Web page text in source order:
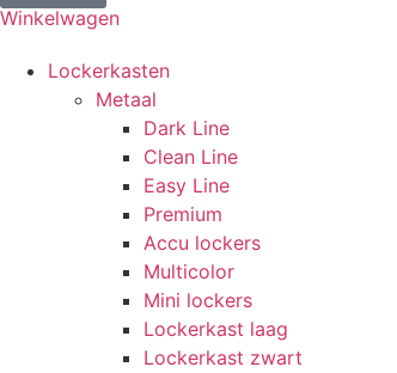
Winkelwagen
Lockerkasten
Metaal
Dark Line
Clean Line
Easy Line
Premium
Accu lockers
Multicolor
Mini lockers
Lockerkast laag
Lockerkast zwart